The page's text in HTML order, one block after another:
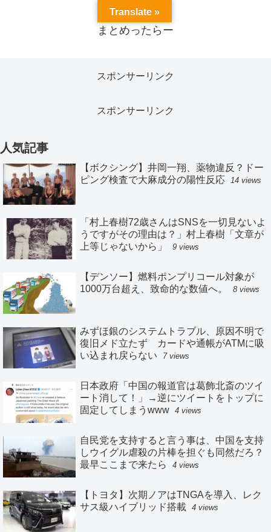
まとめったらー
スポンサーリンク
スポンサーリンク
人気記事
【ボクシング】井岡一翔、薬物違反？ドー
ピング検査で大麻成分の陽性反応
14 views
「村上春樹72歳さんはSNSを一切見ないよ
うですがその理由は？」村上春樹「文章が
上等じゃないから」
9 views
【デンソー】燃料ポンプリコール対象が
1000万台超え、致命的な数値へ。
8 views
みずほ銀のシステムトラブル、原因不明で
復旧メド立たず カードや通帳がATMに吸
い込まれ戻らない
7 views
日本政府「中国の報道官は葛飾北斎のツイ
ート消して！」→逆にツイートをトップに
固定してしまうwww 4 views
自民党を支持すると言う事は、中国を支持
しウイグル虐殺の片棒を担ぐも同然だろ？
最早ここまで来たら
4 views
【トヨタ】次期ノアはTNGAを導入、レク
サス級ハイブリッド搭載
4 views
Translate »